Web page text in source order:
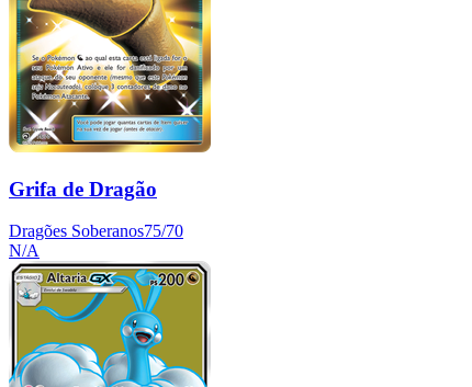
Grifa de Dragão
Dragões Soberanos75/70
N/A